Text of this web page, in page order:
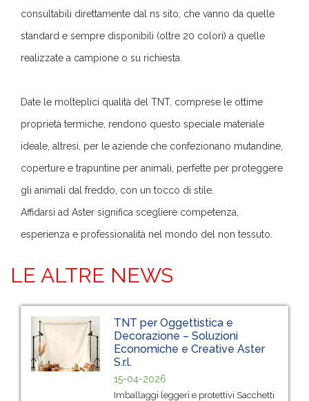
consultabili direttamente dal ns sito, che vanno da quelle
standard e sempre disponibili (oltre 20 colori) a quelle
realizzate a campione o su richiesta.
Date le molteplici qualità del TNT, comprese le ottime
proprietà termiche, rendono questo speciale materiale
ideale, altresì, per le aziende che confezionano mutandine,
coperture e trapuntine per animali, perfette per proteggere
gli animali dal freddo, con un tocco di stile.
Affidarsi ad Aster significa scegliere competenza,
esperienza e professionalità nel mondo del non tessuto.
LE ALTRE NEWS
TNT per Oggettistica e
Decorazione – Soluzioni
Economiche e Creative Aster
S.r.l.
15-04-2026
Imballaggi leggeri e protettivi Sacchetti